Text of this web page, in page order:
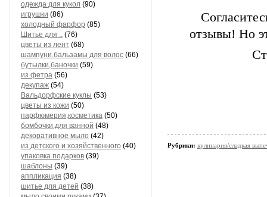
одежда для кукол (90)
игрушки (86)
холодный фарфор (85)
Шитье для .. (76)
цветы из лент (68)
шампуни.бальзамы для волос (66)
бутылки,баночки (59)
из фетра (56)
декупаж (54)
Вальдорфские куклы (53)
цветы из кожи (50)
парфюмерия,косметика (50)
бомбочки.для ванной (48)
декоративное мыло (42)
из детского и хозяйственного (40)
упаковка подарков (39)
шаблоны (39)
аппликация (38)
шитье для детей (38)
отзывы! Но
Рубрики: кулинария/сладкая